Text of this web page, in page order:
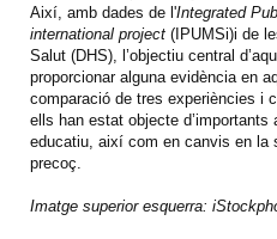
Així, amb dades de l'Integrated
international project (IPUMSi)i de
Salut (DHS), l’objectiu central
proporcionar alguna evidència en
comparació de tres experiències i
ells han estat objecte d’importants
educatiu, així com en canvis en la
precoç.
Imatge superior esquerra: